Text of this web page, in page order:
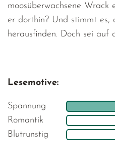
moosüberwachsene
er dorthin? Und stimmt es,
herausfinden. Doch sei
Lesemotive:
Spannung
Romantik
Blutrunstig